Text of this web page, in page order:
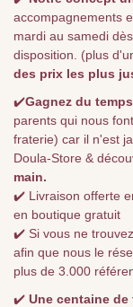
accompagnements
mardi au samedi
disposition. (plus
des prix les plus
✔️Gagnez du temps
parents qui nous
fraterie) car il n'est
Doula-Store &
main.
✔️ Livraison offerte
en boutique gratuit
✔️ Si vous ne
afin que nous le
plus de 3.000
✔️ Une centaine